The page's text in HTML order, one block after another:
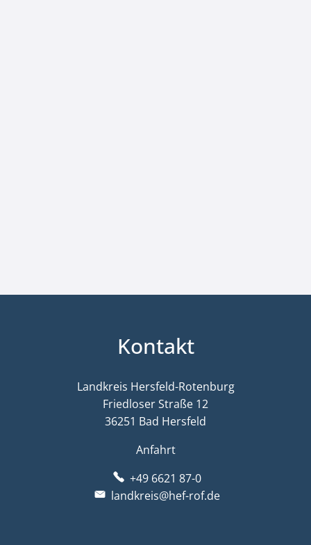
Kontakt
Landkreis Hersfeld-Rotenburg
Friedloser Straße 12
36251 Bad Hersfeld
Anfahrt
+49 6621 87-0
landkreis@hef-rof.de